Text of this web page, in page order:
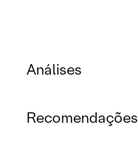
Análises
Recomendações